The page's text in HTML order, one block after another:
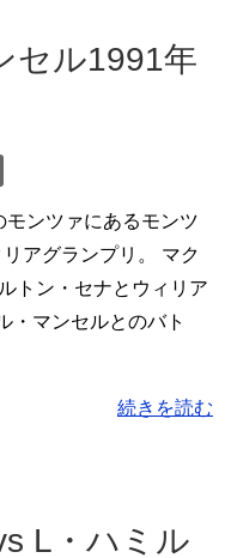
セル1991年
ンツァにあるモンツ
アグランプリ。 マク
トン・セナとウィリア
・マンセルとのバト
続きを読む
L・ハミル